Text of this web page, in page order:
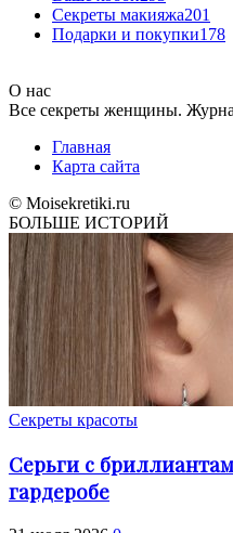
Секреты макияжа201
Подарки и покупки178
О нас
Все секреты женщины.
Главная
Карта сайта
© Moisekretiki.ru
БОЛЬШЕ ИСТОРИЙ
Секреты красоты
Серьги с
гардеробе